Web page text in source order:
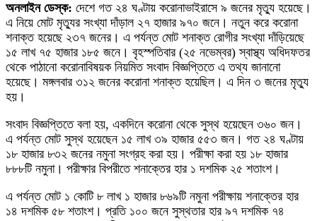
অনলাইন ডেস্ক: দেশে গত ২৪ ঘণ্টায় করোনাভাইরাসে ৯ জনের মৃত্যু হয়েছে।
এ নিয়ে মোট মৃত্যুর সংখ্যা দাঁড়াল ২৭ হাজার ৯৭০ জনে। নতুন করে করোনা
শনাক্ত হয়েছে ২৩৭ জনের। এ পর্যন্ত মোট শনাক্ত রোগীর সংখ্যা দাঁড়িয়েছে
১৫ লাখ ৭৫ হাজার ১৮৫ জনে। বৃহস্পতিবার (২৫ নভেম্বর) স্বাস্থ্য অধিদফতর
থেকে পাঠানো করোনাবিষয়ক নিয়মিত সংবাদ বিজ্ঞপ্তিতে এ তথ্য জানানো
হয়েছে। মঙ্গলবার ৩১২ জনের করোনা শনাক্ত হয়েছিল। এ দিন ৩ জনের মৃত্যু
হয়।
সংবাদ বিজ্ঞপ্তিতে বলা হয়, একদিনে করোনা থেকে সুস্থ হয়েছেন ৩৬০ জন।
এ পর্যন্ত মোট সুস্থ হয়েছেন ১৫ লাখ ৩৯ হাজার ৫৫৩ জন। গত ২৪ ঘণ্টায়
১৮ হাজার ৮৩২ জনের নমুনা সংগ্রহ করা হয়। পরীক্ষা করা হয় ১৮ হাজার
৮৮৮টি নমুনা। পরীক্ষার বিপরীতে শনাক্তের হার ১ দশমিক ২৫ শতাংশ।
এ পর্যন্ত মোট ১ কোটি ৮ লাখ ১ হাজার ৮৬৯টি নমুনা পরীক্ষায় শনাক্তের হার
১৪ দশমিক ৫৮ শতাংশ। প্রতি ১০০ জনে সুস্থতার হার ৯৭ দশমিক ৭৪